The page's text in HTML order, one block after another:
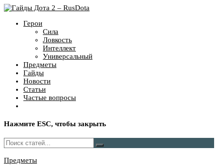
Герои
Сила
Ловкость
Интеллект
Универсальный
Предметы
Гайды
Новости
Статьи
Частые вопросы
Нажмите ESC, чтобы закрыть
Предметы